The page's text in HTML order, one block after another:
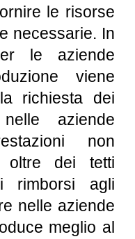
le risorse
necessarie. In
le aziende
viene
richiesta dei
aziende
non
oltre dei tetti
rimborsi agli
nelle aziende
meglio al